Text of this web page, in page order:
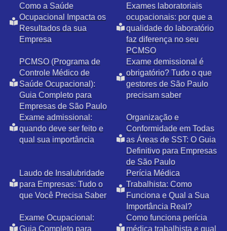
Como a Saúde
Ocupacional Impacta os
Resultados da sua
Empresa
Exames laboratoriais
ocupacionais: por que a
qualidade do laboratório
faz diferença no seu
PCMSO
PCMSO (Programa de
Controle Médico de
Saúde Ocupacional):
Guia Completo para
Empresas de São Paulo
Exame demissional é
obrigatório? Tudo o que
gestores de São Paulo
precisam saber
Exame admissional:
quando deve ser feito e
qual sua importância
Organização e
Conformidade em Todas
as Áreas de SST: O Guia
Definitivo para Empresas
de São Paulo
Laudo de Insalubridade
para Empresas: Tudo o
que Você Precisa Saber
Perícia Médica
Trabalhista: Como
Funciona e Qual a Sua
Importância Real?
Exame Ocupacional:
Guia Completo para
Como funciona perícia
médica trabalhista e qual